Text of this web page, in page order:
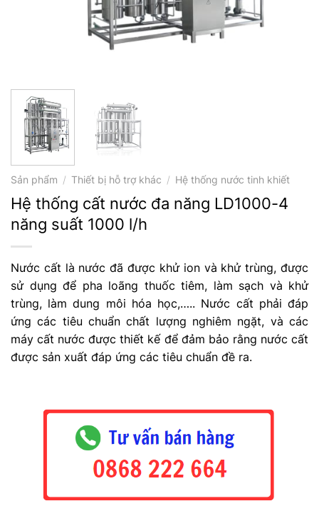
Sản phẩm / Thiết bị hỗ trợ khác / Hệ thống nước tinh khiết
Hệ thống cất nước đa năng LD1000-4
năng suất 1000 l/h
Nước cất là nước đã được khử ion và khử trùng, được
sử dụng để pha loãng thuốc tiêm, làm sạch và khử
trùng, làm dung môi hóa học,….. Nước cất phải đáp
ứng các tiêu chuẩn chất lượng nghiêm ngặt, và các
máy cất nước được thiết kế để đảm bảo rằng nước cất
được sản xuất đáp ứng các tiêu chuẩn đề ra.